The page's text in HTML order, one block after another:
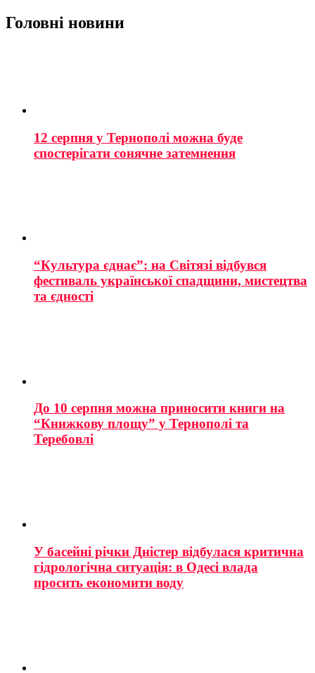
Головні новини
12 серпня у Тернополі можна буде
спостерігати сонячне затемнення
“Культура єднає”: на Світязі відбувся
фестиваль української спадщини, мистецтва
та єдності
До 10 серпня можна приносити книги на
“Книжкову площу” у Тернополі та
Теребовлі
У басейні річки Дністер відбулася критична
гідрологічна ситуація: в Одесі влада
просить економити воду